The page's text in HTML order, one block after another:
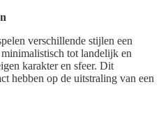
verschillende stijlen een
tot landelijk en
karakter en sfeer. Dit
hebben op de uitstraling van een